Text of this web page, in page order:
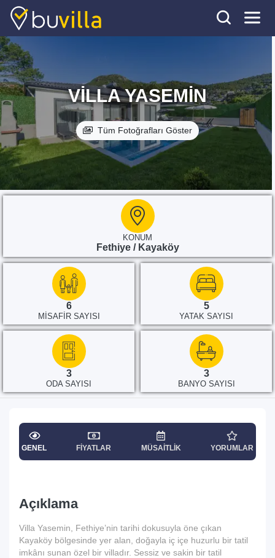
VILLA YASEMIN
Tüm Fotoğrafları Göster
KONUM
Fethiye / Kayaköy
6
MISAFIR SAYISI
5
YATAK SAYISI
3
ODA SAYISI
3
BANYO SAYISI
GENEL FIYATLAR MÜSAITLIK YORUMLAR
Açıklama
Villa Yasemin, Fethiye’nin tarihi dokusuyla öne çıkan
Kayaköy bölgesinde yer alan, doğayla iç içe huzurlu bir tatil
imkânı sunan özel bir villadır. Sessiz ve sakin bir tatil